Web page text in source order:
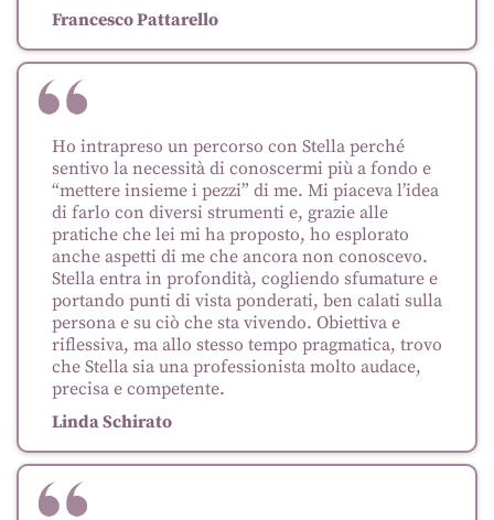
Francesco Pattarello
Ho intrapreso un percorso con Stella perché
sentivo la necessità di conoscermi più a fondo e
“mettere insieme i pezzi” di me. Mi piaceva l’idea
di farlo con diversi strumenti e, grazie alle
pratiche che lei mi ha proposto, ho esplorato
anche aspetti di me che ancora non conoscevo.
Stella entra in profondità, cogliendo sfumature e
portando punti di vista ponderati, ben calati sulla
persona e su ciò che sta vivendo. Obiettiva e
riflessiva, ma allo stesso tempo pragmatica, trovo
che Stella sia una professionista molto audace,
precisa e competente.
Linda Schirato